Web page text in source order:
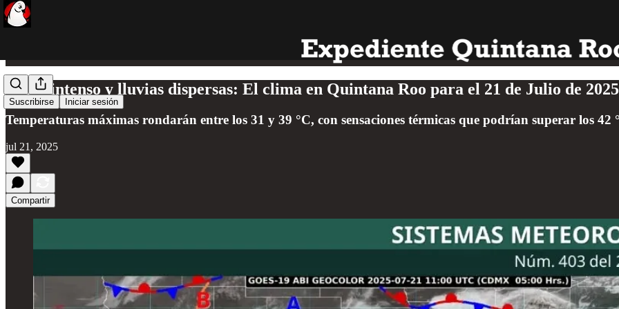
Suscribirse Iniciar sesión
Calor intenso y lluvias dispersas: El clima en Quintana Roo para el 21 de Julio de 2025
Temperaturas máximas rondarán entre los 31 y 39 °C, con sensaciones térmicas que podrían superar los 42
jul 21, 2025
Compartir